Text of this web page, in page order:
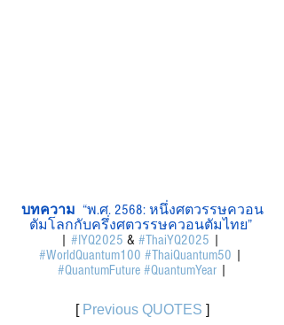
บทความ “พ.ศ. 2568: หนึ่งศตวรรษควอน
ตัมโลกกับครึ่งศตวรรษควอนตัมไทย”
| #IYQ2025 & #ThaiYQ2025 |
#WorldQuantum100 #ThaiQuantum50 |
#QuantumFuture #QuantumYear |
[ Previous QUOTES ]